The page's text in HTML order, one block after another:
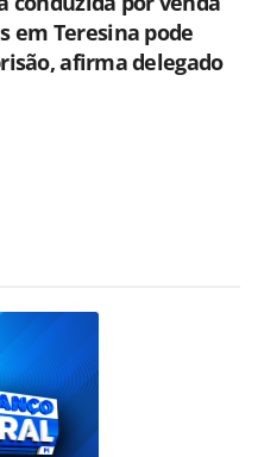
em Teresina pode
afirma delegado